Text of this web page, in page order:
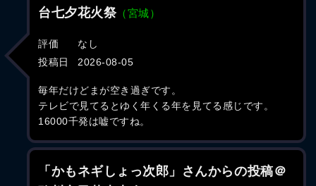
台七夕花火祭（宮城）
評価
なし
投稿日
2026-08-05
毎年だけどまが空き過ぎです。
テレビで見てるとゆく年くる年を見てる感じです。
16000千発は嘘ですね。
「かもネギしょっ次郎」さんからの投稿＠